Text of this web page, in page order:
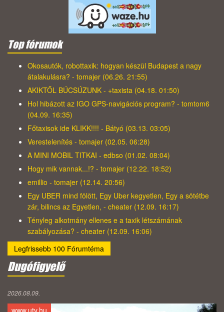
Top fórumok
Okosautók, robottaxik: hogyan készül Budapest a nagy
átalakulásra? - tomajer (06.26. 21:55)
AKIKTŐL BÚCSÚZUNK - +taxista (04.18. 01:50)
Hol hibázott az IGO GPS-navigációs program? - tomtom6
(04.09. 16:35)
Főtaxisok ide KLIKK!!!! - Bátyó (03.13. 03:05)
Verestelenítés - tomajer (02.05. 06:28)
A MINI MOBIL TITKAI - edbso (01.02. 08:04)
Hogy mik vannak...!? - tomajer (12.22. 18:52)
emillio - tomajer (12.14. 20:56)
Egy UBER mind fölött, Egy Uber kegyetlen, Egy a sötétbe
zár, bilincs az Egyetlen, - cheater (12.09. 16:17)
Tényleg alkotmány ellenes e a taxik létszámának
szabályozása? - cheater (12.09. 16:06)
Legfrissebb 100 Fórumtéma
Dugófigyelő
2026.08.09.